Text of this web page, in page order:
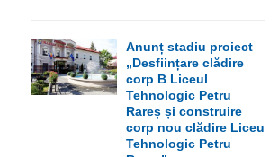
Anunț stadiu proiect
„Desființare clădire
corp B Liceul
Tehnologic Petru
Rareș și construire
corp nou clădire Liceu
Tehnologic Petru